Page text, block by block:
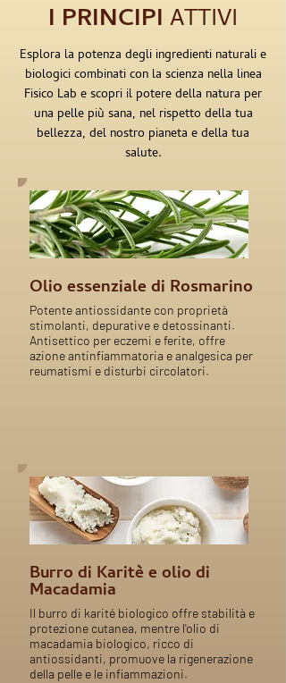
I PRINCIPI ATTIVI
Esplora la potenza degli ingredienti naturali e
biologici combinati con la scienza nella linea
Fisico Lab e scopri il potere della natura per
una pelle più sana, nel rispetto della tua
bellezza, del nostro pianeta e della tua
salute.
Olio essenziale di Rosmarino
Potente antiossidante con proprietà
stimolanti, depurative e detossinanti.
Antisettico per eczemi e ferite, offre
azione antinfiammatoria e analgesica per
reumatismi e disturbi circolatori.
Burro di Karitè e olio di
Macadamia
Il burro di karité biologico offre stabilità e
protezione cutanea, mentre l'olio di
macadamia biologico, ricco di
antiossidanti, promuove la rigenerazione
della pelle e le infiammazioni.